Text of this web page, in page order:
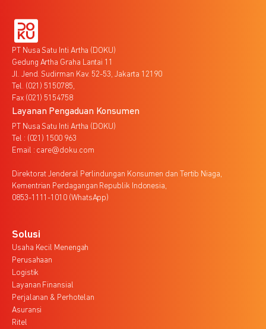
PT Nusa Satu Inti Artha (DOKU)
Gedung Artha Graha Lantai 11
Jl. Jend. Sudirman Kav. 52-53, Jakarta 12190
Tel. (021) 5150785,
Fax (021) 5154758
Layanan Pengaduan Konsumen
PT Nusa Satu Inti Artha (DOKU)
Tel : (021) 1500 963
Email : care@doku.com
Direktorat Jenderal Perlindungan Konsumen dan Tertib Niaga,
Kementrian Perdagangan Republik Indonesia,
0853-1111-1010 (WhatsApp)
Solusi
Usaha Kecil Menengah
Perusahaan
Logistik
Layanan Finansial
Perjalanan & Perhotelan
Asuransi
Ritel